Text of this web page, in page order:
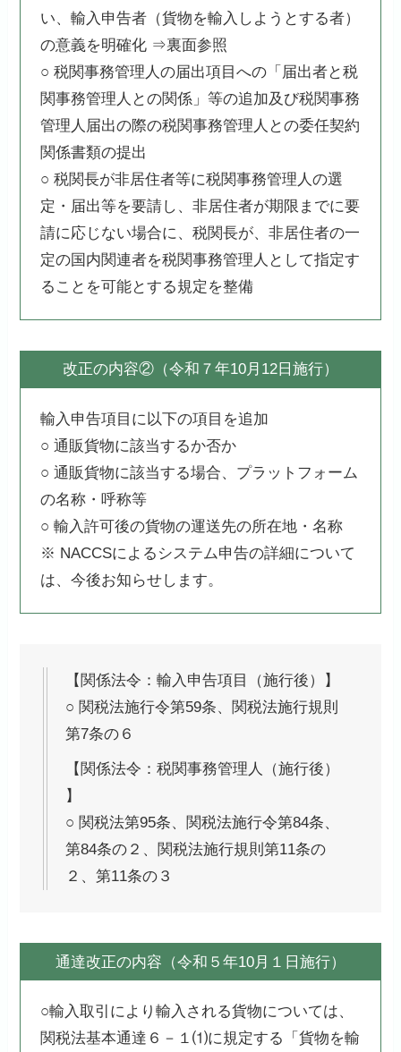
い、輸入申告者（貨物を輸入しようとする者）
の意義を明確化 ⇒裏面参照
○ 税関事務管理人の届出項目への「届出者と税
関事務管理人との関係」等の追加及び税関事務
管理人届出の際の税関事務管理人との委任契約
関係書類の提出
○ 税関長が非居住者等に税関事務管理人の選
定・届出等を要請し、非居住者が期限までに要
請に応じない場合に、税関長が、非居住者の一
定の国内関連者を税関事務管理人として指定す
ることを可能とする規定を整備
改正の内容②（令和７年10月12日施行）
輸入申告項目に以下の項目を追加
○ 通販貨物に該当するか否か
○ 通販貨物に該当する場合、プラットフォーム
の名称・呼称等
○ 輸入許可後の貨物の運送先の所在地・名称
※ NACCSによるシステム申告の詳細について
は、今後お知らせします。
【関係法令：輸入申告項目（施行後）】
○ 関税法施行令第59条、関税法施行規則
第7条の６
【関係法令：税関事務管理人（施行後）
】
○ 関税法第95条、関税法施行令第84条、
第84条の２、関税法施行規則第11条の
２、第11条の３
通達改正の内容（令和５年10月１日施行）
○輸入取引により輸入される貨物については、
関税法基本通達６－１⑴に規定する「貨物を輸